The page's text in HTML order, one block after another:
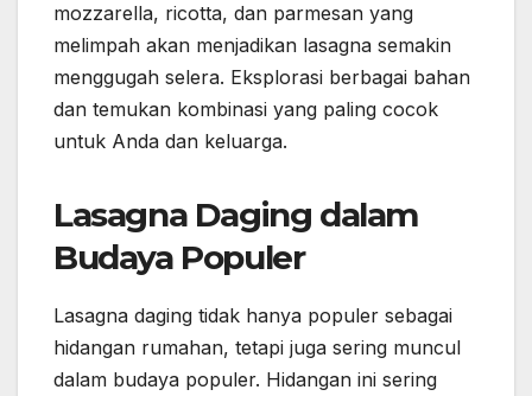
mozzarella, ricotta, dan parmesan yang
melimpah akan menjadikan lasagna semakin
menggugah selera. Eksplorasi berbagai bahan
dan temukan kombinasi yang paling cocok
untuk Anda dan keluarga.
Lasagna Daging dalam
Budaya Populer
Lasagna daging tidak hanya populer sebagai
hidangan rumahan, tetapi juga sering muncul
dalam budaya populer. Hidangan ini sering